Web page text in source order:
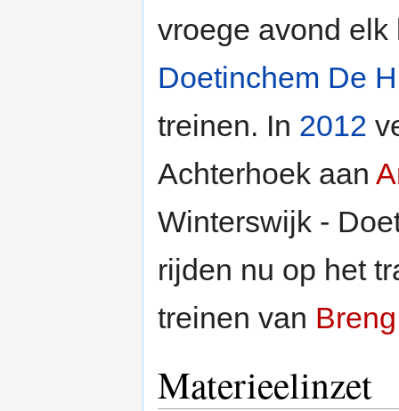
vroege avond
Doetinchem De
treinen. In 2012
Achterhoek aan
Winterswijk -
rijden nu op het
treinen van Breng
Materieelinzet